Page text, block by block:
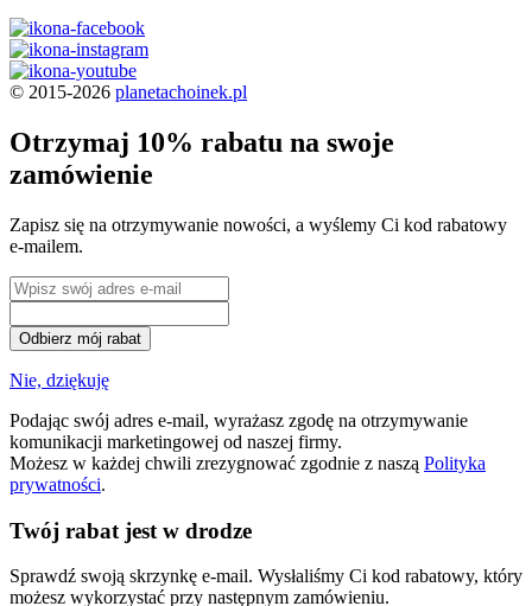
© 2015-2026 planetachoinek.pl
Otrzymaj 10% rabatu na swoje
zamówienie
Zapisz się na otrzymywanie nowości, a wyślemy Ci kod rabatowy
e-mailem.
Odbierz mój rabat
Nie, dziękuję
Podając swój adres e-mail, wyrażasz zgodę na otrzymywanie
komunikacji marketingowej od naszej firmy.
Możesz w każdej chwili zrezygnować zgodnie z naszą Polityka
prywatności.
Twój rabat jest w drodze
Sprawdź swoją skrzynkę e-mail. Wysłaliśmy Ci kod rabatowy, który
możesz wykorzystać przy następnym zamówieniu.